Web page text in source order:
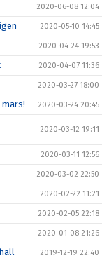
2020-06-08 12:04
2020-05-10 14:45
2020-04-24 19:53
2020-04-07 11:36
2020-03-27 18:00
2020-03-24 20:45
2020-03-12 19:11
2020-03-11 12:56
2020-03-02 22:50
2020-02-22 11:21
2020-02-05 22:18
2020-01-08 21:26
2019-12-19 22:40